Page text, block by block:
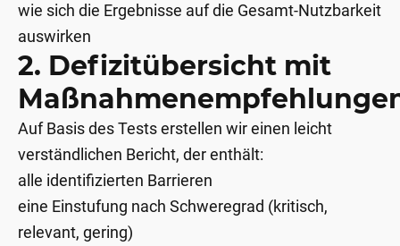
wie sich die Ergebnisse auf die Gesamt-Nutzbarkeit
auswirken
2. Defizitübersicht mit
Auf Basis des Tests erstellen wir einen leicht
verständlichen Bericht, der enthält:
alle identifizierten Barrieren
eine Einstufung nach Schweregrad (kritisch,
relevant, gering)